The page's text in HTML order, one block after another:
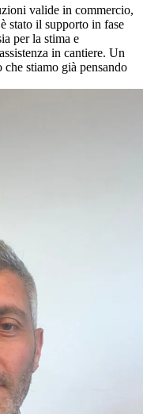
valide in commercio,
stato il supporto in fase
per la stima e
in cantiere. Un
stiamo già pensando